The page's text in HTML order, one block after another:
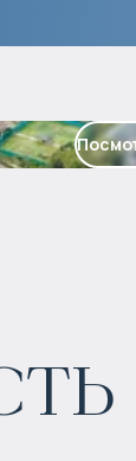
$1